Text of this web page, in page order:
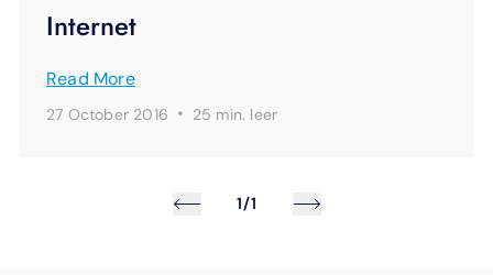
Internet
Read More
27 October 2016 · 25 min. leer
1/1